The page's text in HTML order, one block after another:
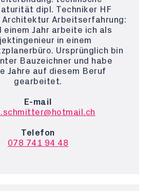
dipl. Techniker HF
Architektur Arbeitserfahrung:
einem Jahr arbeite ich als
in einem
Ursprünglich bin
Bauzeichner und habe
Jahre auf diesem Beruf
gearbeitet.
E-mail
Telefon
078 741 94 48